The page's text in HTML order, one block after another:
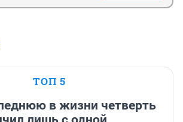
ТОП 5
в жизни четверть